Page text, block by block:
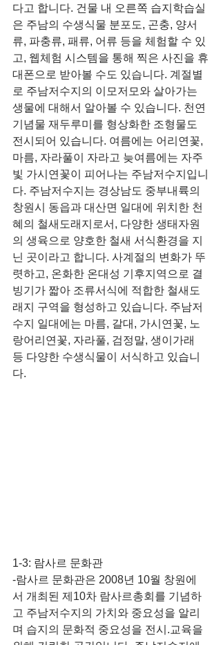
다고 합니다. 건물 내 오른쪽 습지학습실
은 주남의 수생식물 분포도, 곤충, 양서
류, 파충류, 패류, 어류 등을 체험할 수 있
고, 웹체험 시스템을 통해 찍은 사진을 휴
대폰으로 받아볼 수도 있습니다. 계절별
로 주남저수지의 이모저모와 살아가는
생물에 대해서 알아볼 수 있습니다. 천연
기념물 재두루미를 형상화한 조형물도
전시되어 있습니다. 여름에는 어리연꽃,
마름, 자라풀이 자라고 늦여름에는 자주
빛 가시연꽃이 피어나는 주남저수지입니
다. 주남저수지는 경상남도 중부내륙의
창원시 동읍과 대산면 일대에 위치한 천
혜의 철새도래지로서, 다양한 생태자원
의 생육으로 양호한 철새 서식환경을 지
닌 곳이라고 합니다. 사계절의 변화가 뚜
렷하고, 온화한 온대성 기후지역으로 결
빙기가 짧아 조류서식에 적합한 철새도
래지 구역을 형성하고 있습니다. 주남저
수지 일대에는 마름, 갈대, 가시연꽃, 노
랑어리연꽃, 자라풀, 검정말, 생이가래
등 다양한 수생식물이 서식하고 있습니
다.
1-3: 람사르 문화관
-람사르 문화관은 2008년 10월 창원에
서 개최된 제10차 람사르총회를 기념하
고 주남저수지의 가치와 중요성을 알리
며 습지의 문화적 중요성을 전시.교육을